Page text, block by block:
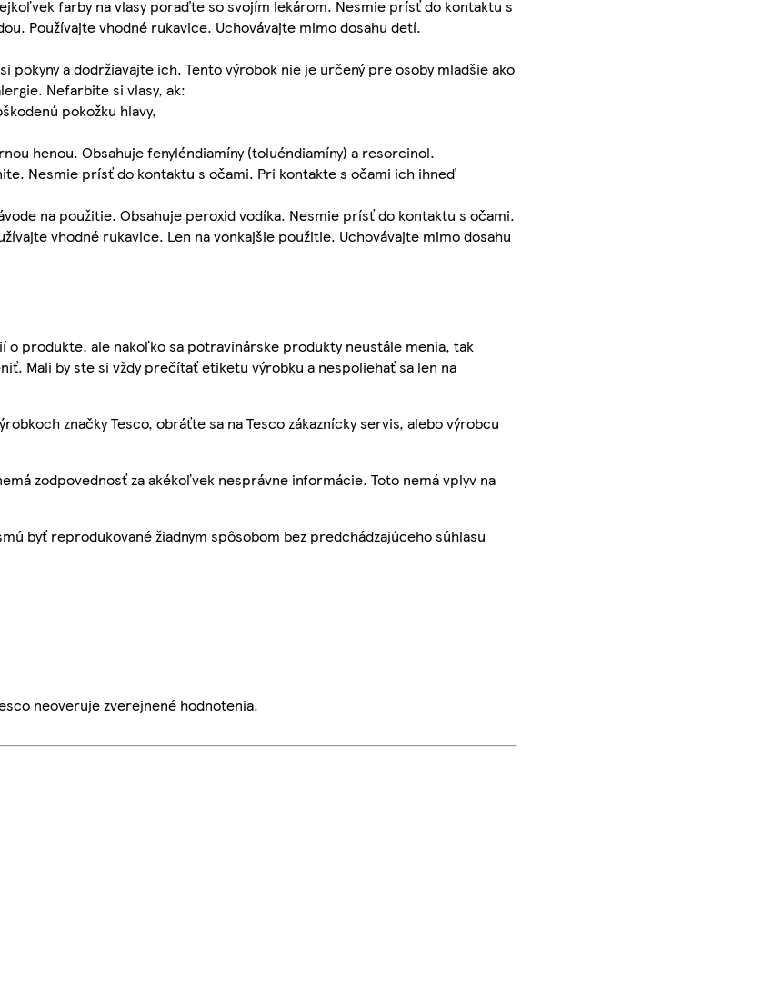
farby na vlasy poraďte so svojím lekárom. Nesmie prísť do kontaktu s
Používajte vhodné rukavice. Uchovávajte mimo dosahu detí.
pokyny a dodržiavajte ich. Tento výrobok nie je určený pre osoby mladšie ako
Nefarbite si vlasy, ak:
pokožku hlavy,
henou. Obsahuje fenyléndiamíny (toluéndiamíny) a resorcinol.
Nesmie prísť do kontaktu s očami. Pri kontakte s očami ich ihneď
na použitie. Obsahuje peroxid vodíka. Nesmie prísť do kontaktu s očami.
vhodné rukavice. Len na vonkajšie použitie. Uchovávajte mimo dosahu
produkte, ale nakoľko sa potravinárske produkty neustále menia, tak
Mali by ste si vždy prečítať etiketu výrobku a nespoliehať sa len na
značky Tesco, obráťte sa na Tesco zákaznícky servis, alebo výrobcu
zodpovednosť za akékoľvek nesprávne informácie. Toto nemá vplyv na
byť reprodukované žiadnym spôsobom bez predchádzajúceho súhlasu
neoveruje zverejnené hodnotenia.